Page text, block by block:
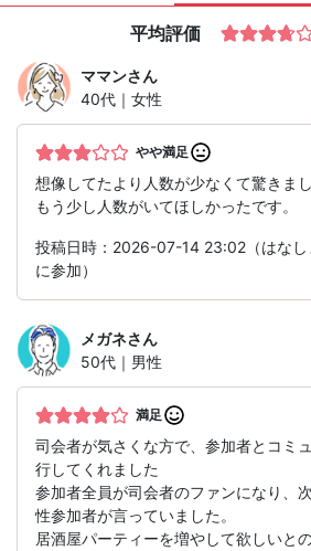
平均評価
ママンさん
40代｜女性
やや満足
想像してたより人数が少なくて驚きまし
もう少し人数がいてほしかったです。
投稿日時：2026-07-14 23:02（はなし
に参加）
メガネさん
50代｜男性
満足
司会者が気さくな方で、参加者とコミ
行してくれました
参加者全員が司会者のファンになり、
性参加者が言っていました。
居酒屋パーティーを増やして欲しいと